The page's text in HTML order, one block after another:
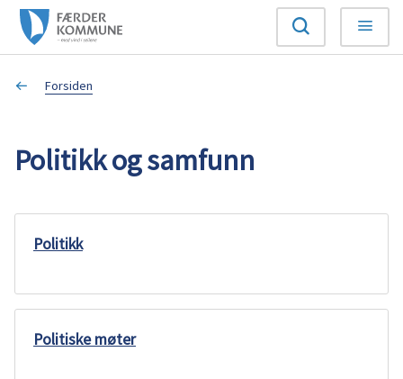
F
æ
d
e
o
m
Søk Meny
Du
her:
Forsiden
Politikk og samfunn
Politikk
Politiske møter